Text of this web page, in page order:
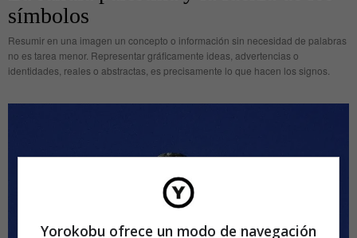
símbolos
Resumir en una imagen un concepto o información sin necesidad de palabras
no es tarea menor. Representar gráficamente ideas, advertencias o
identidades, reales o abstractas, es precisamente lo que hacen los signos.
Yorokobu ofrece un modo de navegación